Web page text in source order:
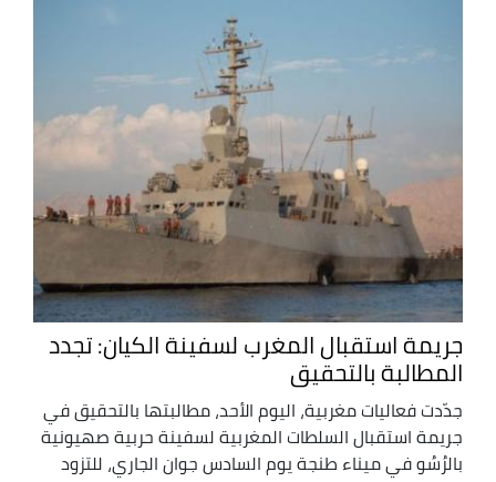
جريمة استقبال المغرب لسفينة الكيان: تجدد
المطالبة بالتحقيق
جدّدت فعاليات مغربية، اليوم الأحد، مطالبتها بالتحقيق في
جريمة استقبال السلطات المغربية لسفينة حربية صهيونية
بالرُسُو في ميناء طنجة يوم السادس جوان الجاري، للتزود